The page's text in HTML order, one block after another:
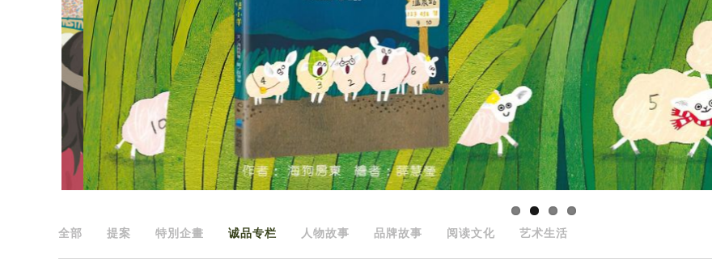
全部 提案 特別企畫 诚品专栏 人物故事 品牌故事 阅读文化 艺术生活